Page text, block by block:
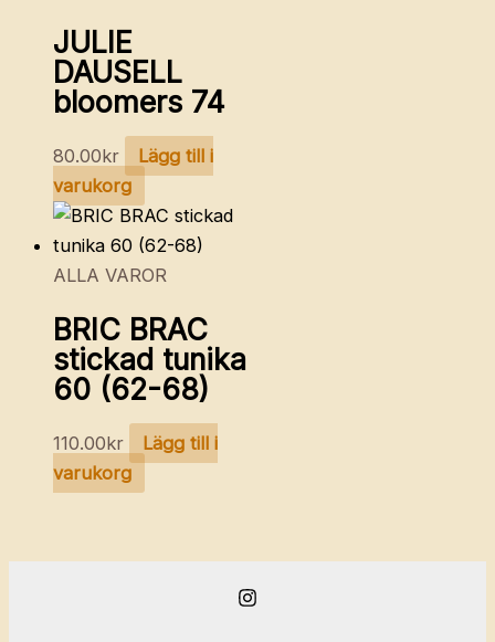
JULIE
DAUSELL
bloomers 74
80.00kr
Lägg till i
varukorg
ALLA VAROR
BRIC BRAC
stickad tunika
60 (62-68)
110.00kr
Lägg till i
varukorg